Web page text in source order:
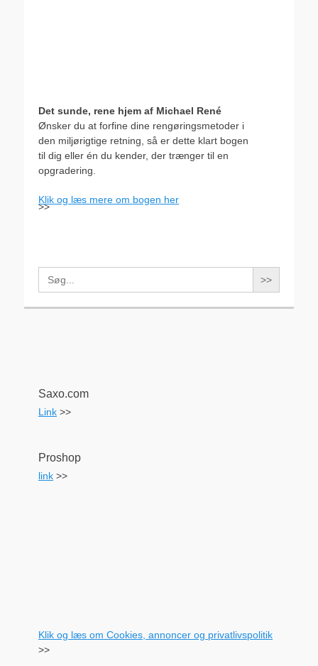
Det sunde, rene hjem af Michael René
Ønsker du at forfine dine rengøringsmetoder i
den miljørigtige retning, så er dette klart bogen
til dig eller én du kender, der trænger til en
opgradering.
Klik og læs mere om bogen her
>>
Search
for:
Saxo.com
Link >>
Proshop
link >>
Klik og læs om Cookies, annoncer og privatlivspolitik
>>